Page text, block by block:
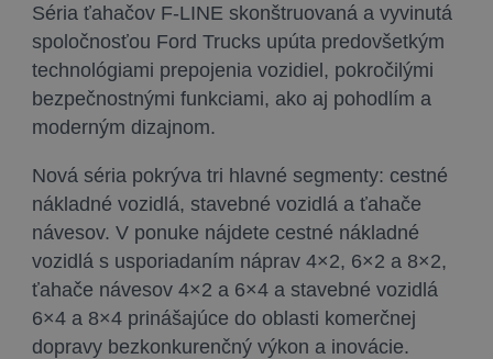
Séria ťahačov F-LINE skonštruovaná a vyvinutá
spoločnosťou Ford Trucks upúta predovšetkým
technológiami prepojenia vozidiel, pokročilými
bezpečnostnými funkciami, ako aj pohodlím a
moderným dizajnom.
Nová séria pokrýva tri hlavné segmenty: cestné
nákladné vozidlá, stavebné vozidlá a ťahače
návesov. V ponuke nájdete cestné nákladné
vozidlá s usporiadaním náprav 4×2, 6×2 a 8×2,
ťahače návesov 4×2 a 6×4 a stavebné vozidlá
6×4 a 8×4 prinášajúce do oblasti komerčnej
dopravy bezkonkurenčný výkon a inovácie.